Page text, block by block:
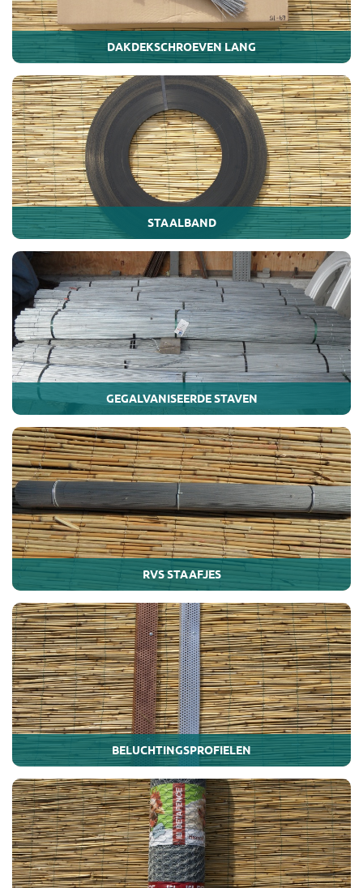
DAKDEKSCHROEVEN LANG
STAALBAND
GEGALVANISEERDE STAVEN
RVS STAAFJES
BELUCHTINGSPROFIELEN